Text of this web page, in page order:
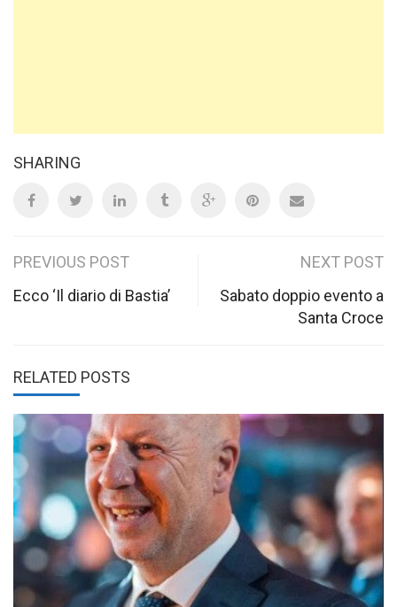
SHARING
Post
navigation
PREVIOUS POST
Ecco ‘Il diario di Bastia’
NEXT POST
Sabato doppio evento a
Santa Croce
RELATED POSTS